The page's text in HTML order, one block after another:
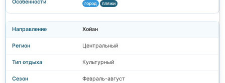
город пляжи
Хойан
Центральный
Культурный
Февраль-август